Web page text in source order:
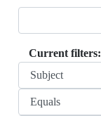
Current filters: